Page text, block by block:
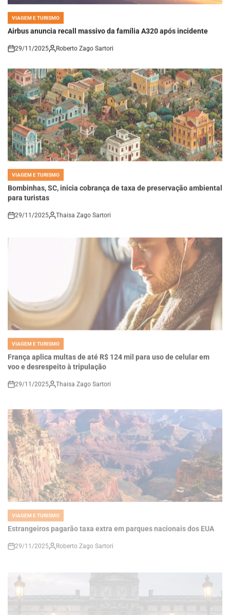
POSTED
Airbus anuncia recall massivo da família A320 após incidente
on
IN
VIAGEM E TURISMO
Bombinhas, SC, inicia cobrança de taxa de preservação ambiental
para turistas
29/11/2025
POSTED
VIAGEM E TURISMO
França aplica multas de até R$ 124 mil para uso de celular em
voo e desrespeito à tripulação
on
29/11/2025 Thaisa Zago Sartori
POSTED
IN
VIAGEM E TURISMO
Estrangeiros pagarão taxa extra em parques nacionais dos EUA
on
29/11/2025 Roberto Zago Sartori